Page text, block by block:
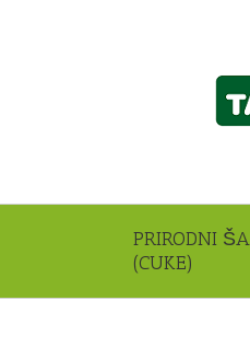
PRIRODNI
(CUKE)